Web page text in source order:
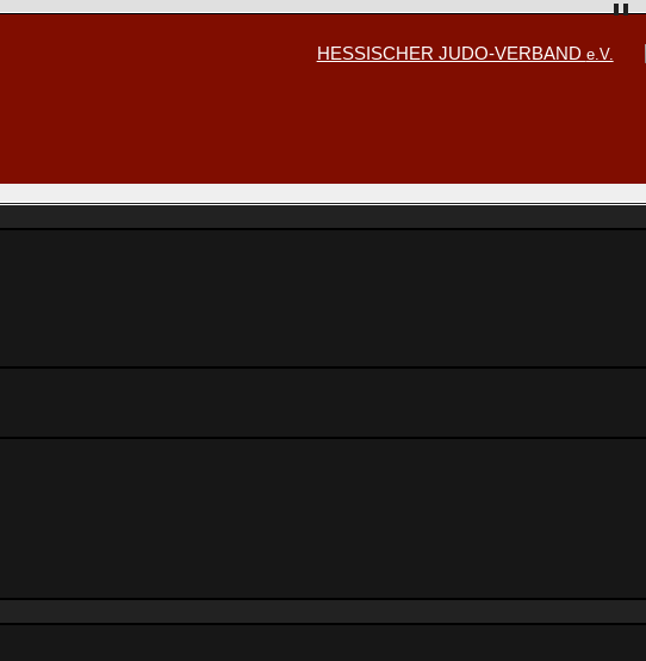
HESSISCHER JUDO-VERBAND e.V.